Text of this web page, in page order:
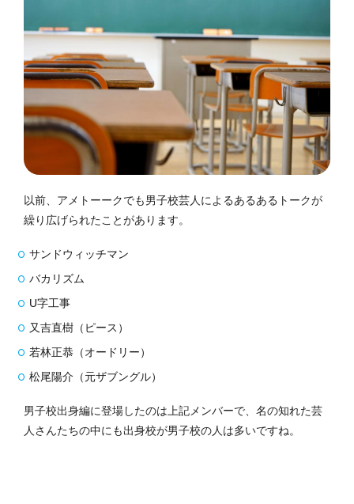
以前、アメトーークでも男子校芸人によるあるあるトークが
繰り広げられたことがあります。
サンドウィッチマン
バカリズム
U字工事
又吉直樹（ピース）
若林正恭（オードリー）
松尾陽介（元ザブングル）
男子校出身編に登場したのは上記メンバーで、名の知れた芸
人さんたちの中にも出身校が男子校の人は多いですね。